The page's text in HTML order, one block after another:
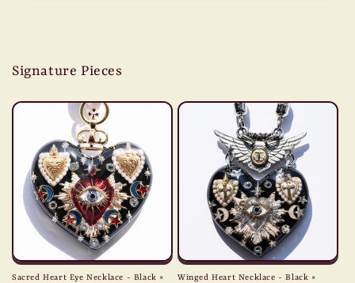
Signature Pieces
Sacred Heart Eye Necklace - Black × Winged Heart Necklace - Black ×